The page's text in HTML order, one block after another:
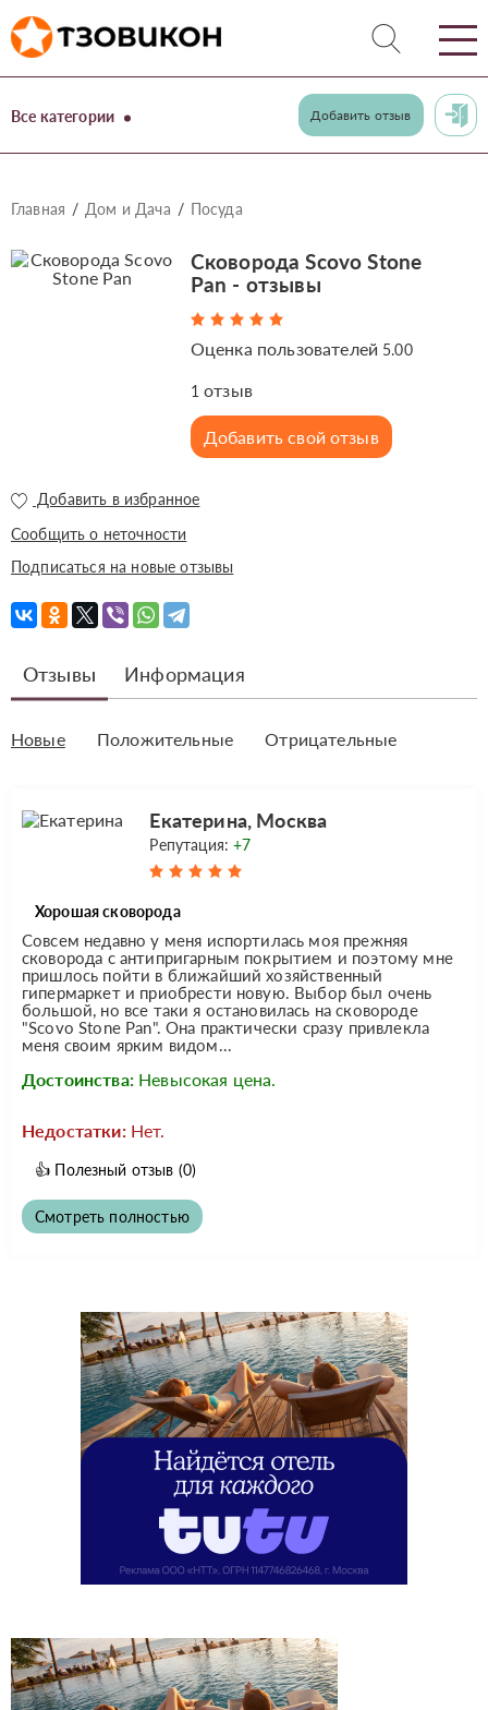
Все категории Добавить отзыв
Главная Дом и Дача Посуда
Сковорода Scovo Stone
Pan - отзывы
Оценка пользователей 5.00
1 отзыв
Добавить свой отзыв
Добавить в избранное
Сообщить о неточности
Подписаться на новые отзывы
Отзывы Информация
Новые Положительные Отрицательные
Екатерина, Москва
Репутация:+7
Хорошая сковорода
Совсем недавно у меня испортилась моя прежняя
сковорода с антипригарным покрытием и поэтому мне
пришлось пойти в ближайший хозяйственный
гипермаркет и приобрести новую. Выбор был очень
большой, но все таки я остановилась на сковороде
"Scovo Stone Pan". Она практически сразу привлекла
меня своим ярким видом...
Достоинства: Невысокая цена.
Недостатки: Нет.
👍 Полезный отзыв (0)
Смотреть полностью